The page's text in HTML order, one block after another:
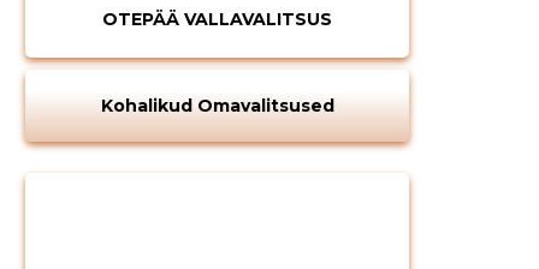
OTEPÄÄ VALLAVALITSUS
Kohalikud Omavalitsused